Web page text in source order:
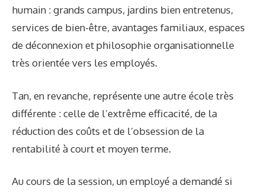
humain : grands campus, jardins bien entretenus,
services de bien-être, avantages familiaux, espaces
de déconnexion et philosophie organisationnelle
très orientée vers les employés.
Tan, en revanche, représente une autre école très
différente : celle de l’extrême efficacité, de la
réduction des coûts et de l’obsession de la
rentabilité à court et moyen terme.
Au cours de la session, un employé a demandé si